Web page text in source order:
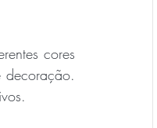
cores
decoração.